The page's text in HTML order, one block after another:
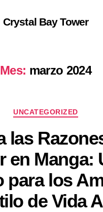
Crystal Bay Tower
Mes: marzo 2024
UNCATEGORIZED
las
en Manga:
para los
de Vida